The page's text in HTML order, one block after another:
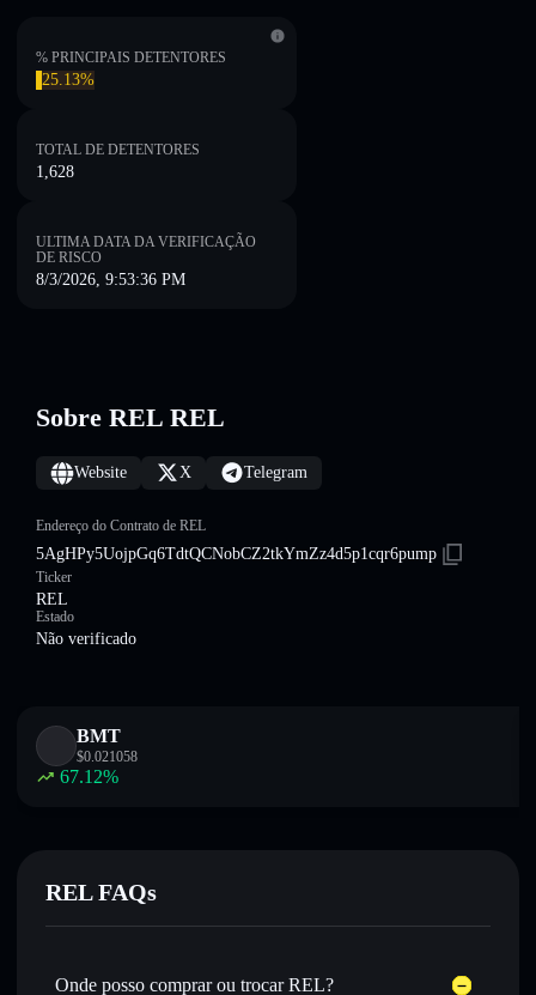
% PRINCIPAIS DETENTORES
25.13%
TOTAL DE DETENTORES
1,628
ULTIMA DATA DA VERIFICAÇÃO
DE RISCO
8/3/2026, 9:53:36 PM
Sobre REL REL
Website X Telegram
Endereço do Contrato de REL
5AgHPy5UojpGq6TdtQCNobCZ2tkYmZz4d5p1cqr6pump
Ticker
REL
Estado
Não verificado
BMT
$0.021058
67.12%
REL FAQs
Onde posso comprar ou trocar REL?